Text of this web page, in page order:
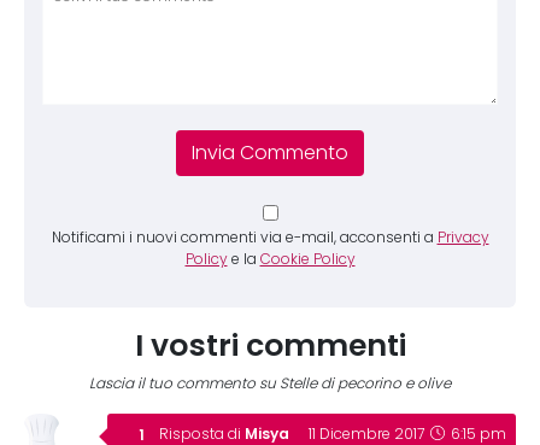
Notificami i nuovi commenti via e-mail, acconsenti a Privacy
Policy e la Cookie Policy
I vostri commenti
Lascia il tuo commento su Stelle di pecorino e olive
Risposta di Misya 11 Dicembre 2017 6:15 pm